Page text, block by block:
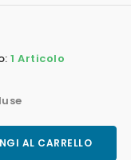
1 Articolo
AL CARRELLO